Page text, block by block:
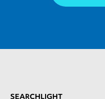
SEARCHLIGHT